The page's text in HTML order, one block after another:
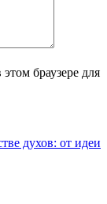
браузере для
духов: от идеи